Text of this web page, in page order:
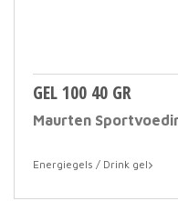
GEL 100 40 GR
Maurten
Energiegels / Drink gel